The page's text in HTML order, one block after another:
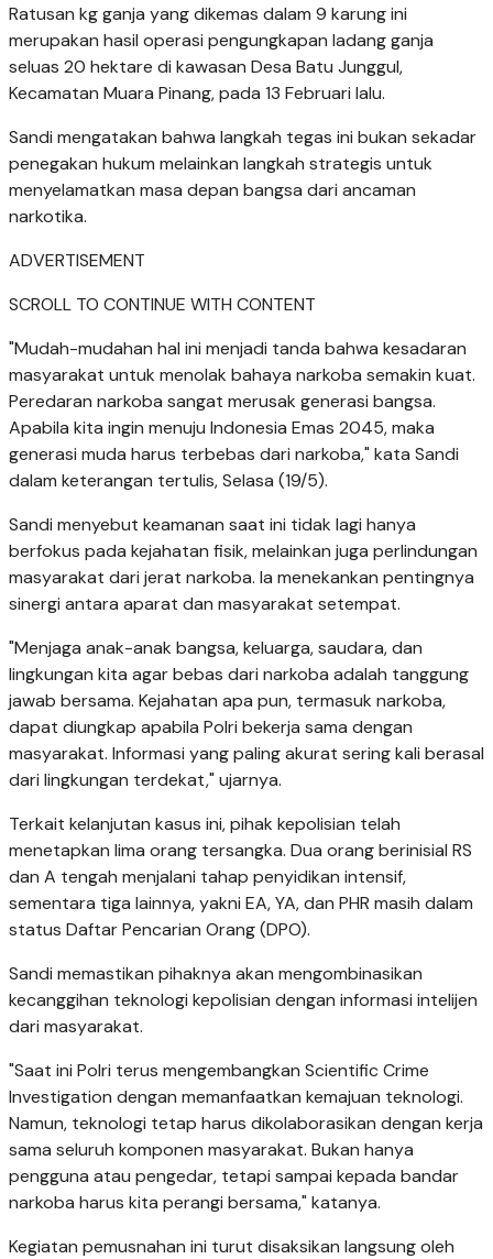
Ratusan kg ganja yang dikemas dalam 9 karung ini
merupakan hasil operasi pengungkapan ladang ganja
seluas 20 hektare di kawasan Desa Batu Junggul,
Kecamatan Muara Pinang, pada 13 Februari lalu.
Sandi mengatakan bahwa langkah tegas ini bukan sekadar
penegakan hukum melainkan langkah strategis untuk
menyelamatkan masa depan bangsa dari ancaman
narkotika.
ADVERTISEMENT
SCROLL TO CONTINUE WITH CONTENT
"Mudah-mudahan hal ini menjadi tanda bahwa kesadaran
masyarakat untuk menolak bahaya narkoba semakin kuat.
Peredaran narkoba sangat merusak generasi bangsa.
Apabila kita ingin menuju Indonesia Emas 2045, maka
generasi muda harus terbebas dari narkoba," kata Sandi
dalam keterangan tertulis, Selasa (19/5).
Sandi menyebut keamanan saat ini tidak lagi hanya
berfokus pada kejahatan fisik, melainkan juga perlindungan
masyarakat dari jerat narkoba. Ia menekankan pentingnya
sinergi antara aparat dan masyarakat setempat.
"Menjaga anak-anak bangsa, keluarga, saudara, dan
lingkungan kita agar bebas dari narkoba adalah tanggung
jawab bersama. Kejahatan apa pun, termasuk narkoba,
dapat diungkap apabila Polri bekerja sama dengan
masyarakat. Informasi yang paling akurat sering kali berasal
dari lingkungan terdekat," ujarnya.
Terkait kelanjutan kasus ini, pihak kepolisian telah
menetapkan lima orang tersangka. Dua orang berinisial RS
dan A tengah menjalani tahap penyidikan intensif,
sementara tiga lainnya, yakni EA, YA, dan PHR masih dalam
status Daftar Pencarian Orang (DPO).
Sandi memastikan pihaknya akan mengombinasikan
kecanggihan teknologi kepolisian dengan informasi intelijen
dari masyarakat.
"Saat ini Polri terus mengembangkan Scientific Crime
Investigation dengan memanfaatkan kemajuan teknologi.
Namun, teknologi tetap harus dikolaborasikan dengan kerja
sama seluruh komponen masyarakat. Bukan hanya
pengguna atau pengedar, tetapi sampai kepada bandar
narkoba harus kita perangi bersama," katanya.
Kegiatan pemusnahan ini turut disaksikan langsung oleh